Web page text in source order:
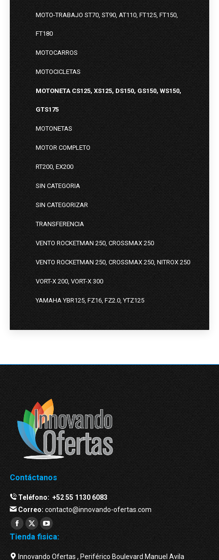
MOTO-TRABAJO ST70, ST90, AT110, FT125, FT150,
FT180
MOTOCARROS
MOTOCICLETAS
MOTONETA CS125, XS125, DS150, GS150, WS150,
GTS175
MOTONETAS
MOTOR COMPLETO
RT200, EX200
SIN CATEGORIA
SIN CATEGORIZAR
TRANSFERENCIA
VENTO ROCKETMAN 250, CROSSMAX 250
VENTO ROCKETMAN 250, CROSSMAX 250, NITROX 250
VORT-X 200, VORT-X 300
YAMAHA YBR125, FZ16, FZ2.0, YTZ125
Contáctanos
Teléfono:+52 55 1130 6083
Correo:contacto@innovando-ofertas.com
Facebook
page
opens
Twitter
page
opens
YouTube
page
opens
Tienda fisica:
Innovando Ofertas , Periférico Boulevard Manuel Avila